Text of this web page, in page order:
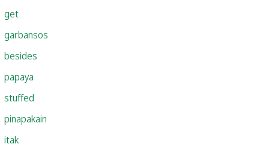
get
garbansos
besides
papaya
stuffed
pinapakain
itak